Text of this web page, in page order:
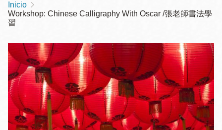
Sobrescribir
enlaces
de
ayuda
a
la
navegación
Inicio
Workshop: Chinese Calligraphy With Oscar /張老師書法學
習